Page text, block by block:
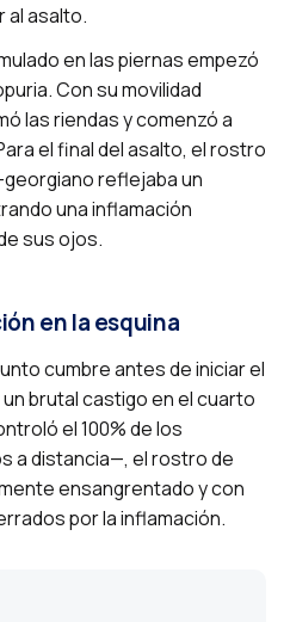
al asalto.
en las piernas empezó
Con su movilidad
las riendas y comenzó a
el final del asalto, el rostro
reflejaba un
una inflamación
sus ojos.
en la esquina
cumbre antes de iniciar el
brutal castigo en el cuarto
el 100% de los
a distancia—, el rostro de
ensangrentado y con
por la inflamación.